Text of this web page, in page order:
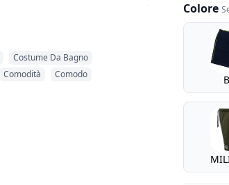
Costume Da Bagno
Comodità Comodo
Colore
Colore